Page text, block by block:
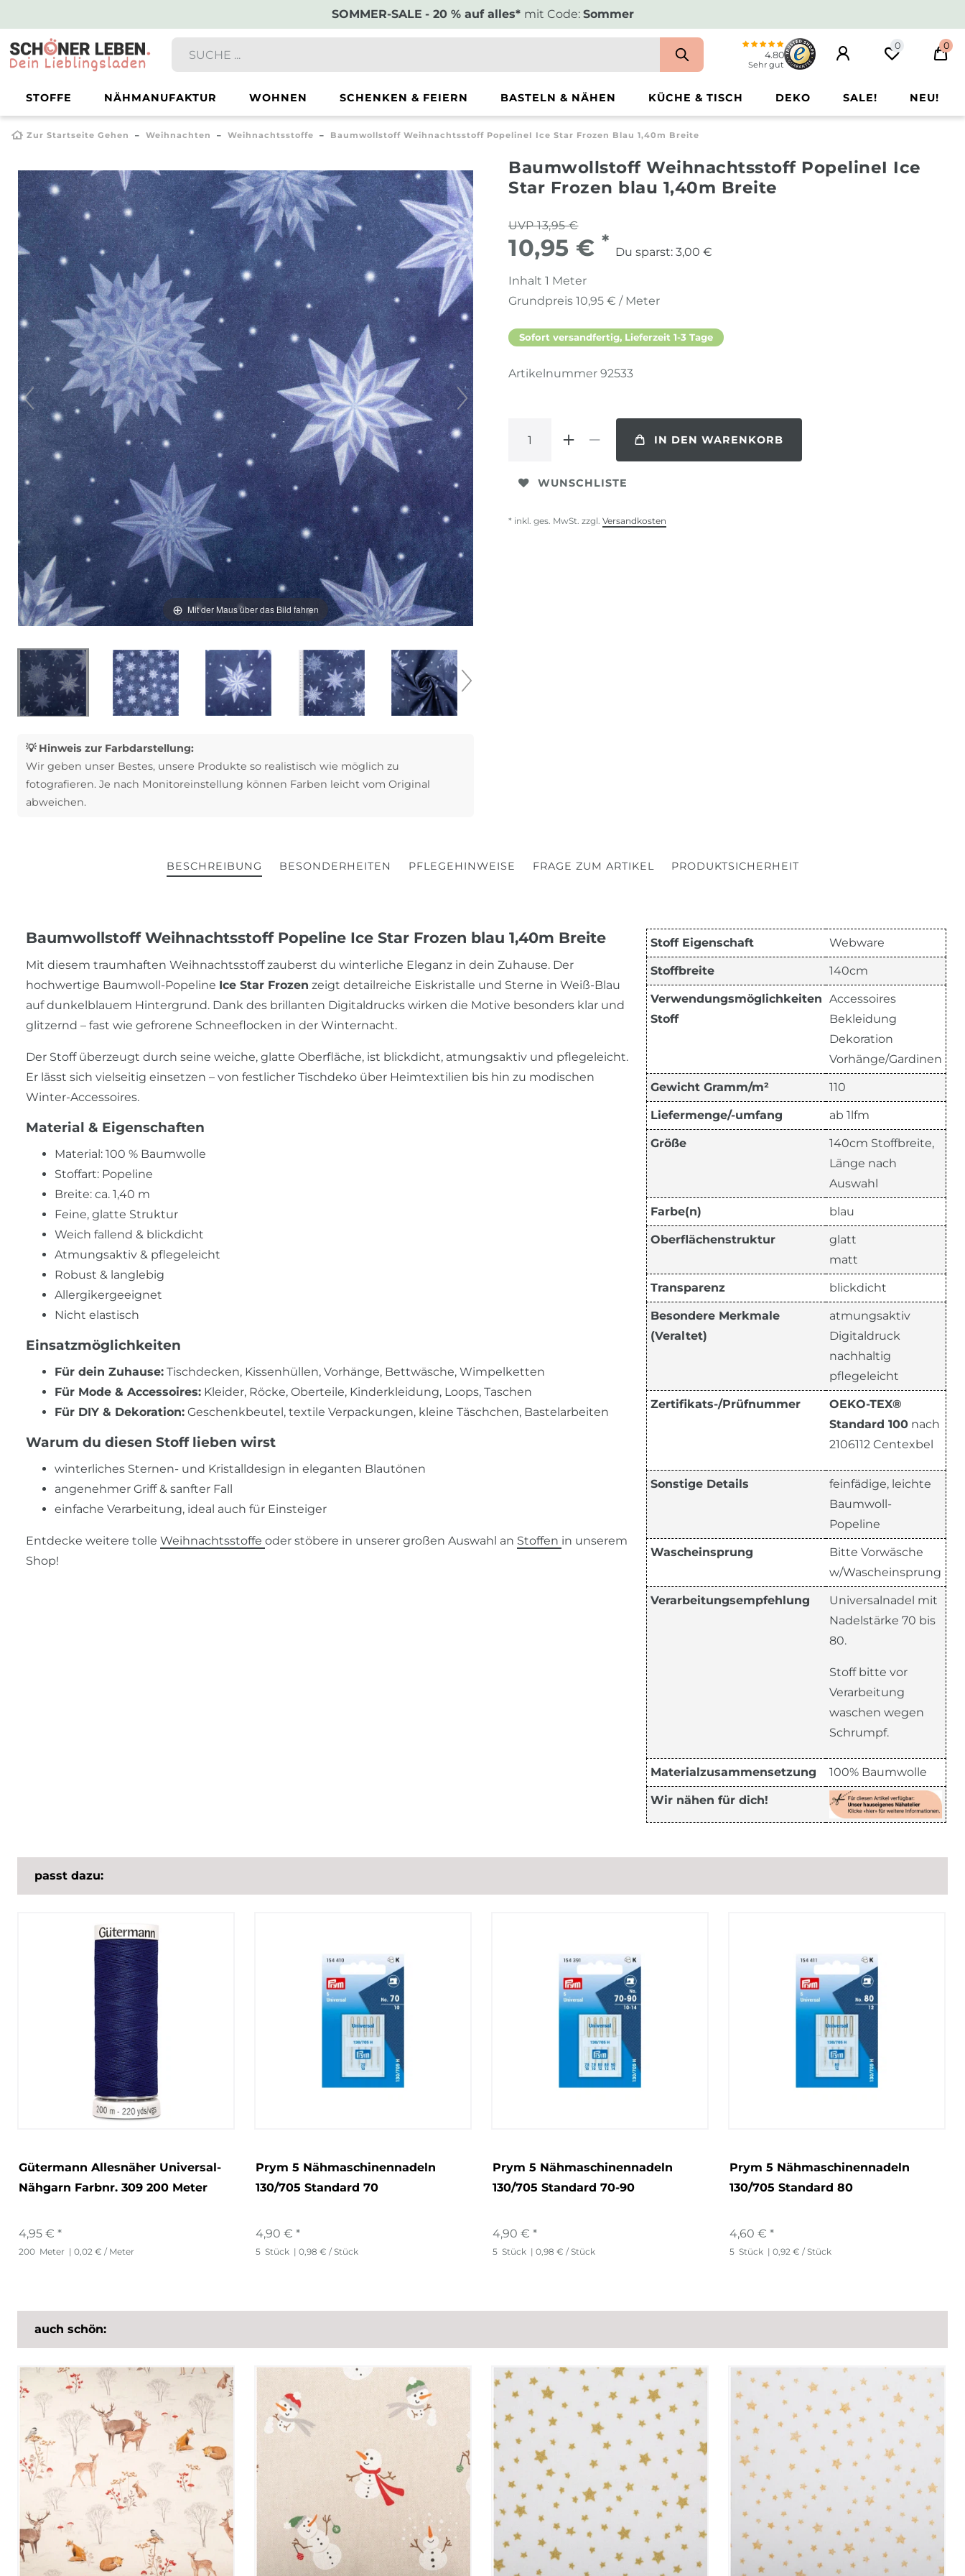
SOMMER-SALE - 20 % auf alles* mit Code: Sommer
4.80
Sehr gut
0 0
STOFFE NÄHMANUFAKTUR WOHNEN SCHENKEN & FEIERN BASTELN & NÄHEN KÜCHE & TISCH DEKO SALE! NEU!
Zur Startseite Gehen Weihnachten Weihnachtsstoffe Baumwollstoff Weihnachtsstoff PopelineI Ice Star Frozen Blau 1,40m Breite
Mit der Maus über das Bild fahren
💡 Hinweis zur Farbdarstellung:
Wir geben unser Bestes, unsere Produkte so realistisch wie möglich zu
fotografieren. Je nach Monitoreinstellung können Farben leicht vom Original
abweichen.
Baumwollstoff Weihnachtsstoff PopelineI Ice
Star Frozen blau 1,40m Breite
UVP 13,95 €
10,95 € *
Du sparst: 3,00 €
Inhalt 1 Meter
Grundpreis 10,95 € / Meter
Sofort versandfertig, Lieferzeit 1-3 Tage
Artikelnummer 92533
IN DEN WARENKORB
WUNSCHLISTE
* inkl. ges. MwSt. zzgl. Versandkosten
BESCHREIBUNG BESONDERHEITEN PFLEGEHINWEISE FRAGE ZUM ARTIKEL PRODUKTSICHERHEIT
Baumwollstoff Weihnachtsstoff Popeline Ice Star Frozen blau 1,40m Breite
Mit diesem traumhaften Weihnachtsstoff zauberst du winterliche Eleganz in dein Zuhause. Der
hochwertige Baumwoll-Popeline Ice Star Frozen zeigt detailreiche Eiskristalle und Sterne in Weiß-Blau
auf dunkelblauem Hintergrund. Dank des brillanten Digitaldrucks wirken die Motive besonders klar und
glitzernd – fast wie gefrorene Schneeflocken in der Winternacht.
Der Stoff überzeugt durch seine weiche, glatte Oberfläche, ist blickdicht, atmungsaktiv und pflegeleicht.
Er lässt sich vielseitig einsetzen – von festlicher Tischdeko über Heimtextilien bis hin zu modischen
Winter-Accessoires.
Material & Eigenschaften
Material: 100 % Baumwolle
Stoffart: Popeline
Breite: ca. 1,40 m
Feine, glatte Struktur
Weich fallend & blickdicht
Atmungsaktiv & pflegeleicht
Robust & langlebig
Allergikergeeignet
Nicht elastisch
Einsatzmöglichkeiten
Für dein Zuhause: Tischdecken, Kissenhüllen, Vorhänge, Bettwäsche, Wimpelketten
Für Mode & Accessoires: Kleider, Röcke, Oberteile, Kinderkleidung, Loops, Taschen
Für DIY & Dekoration: Geschenkbeutel, textile Verpackungen, kleine Täschchen, Bastelarbeiten
Warum du diesen Stoff lieben wirst
winterliches Sternen- und Kristalldesign in eleganten Blautönen
angenehmer Griff & sanfter Fall
einfache Verarbeitung, ideal auch für Einsteiger
Entdecke weitere tolle Weihnachtsstoffe oder stöbere in unserer großen Auswahl an Stoffen in unserem
Shop!
Stoff Eigenschaft Webware
Stoffbreite 140cm
Verwendungsmöglichkeiten
Stoff
Accessoires
Bekleidung
Dekoration
Vorhänge/Gardinen
Gewicht Gramm/m² 110
Liefermenge/-umfang ab 1lfm
Größe
140cm Stoffbreite,
Länge nach
Auswahl
Farbe(n) blau
Oberflächenstruktur
glatt
matt
Transparenz blickdicht
Besondere Merkmale
(Veraltet)
atmungsaktiv
Digitaldruck
nachhaltig
pflegeleicht
Zertifikats-/Prüfnummer
OEKO-TEX®
Standard 100 nach
2106112 Centexbel
Sonstige Details
feinfädige, leichte
Baumwoll-
Popeline
Wascheinsprung
Bitte Vorwäsche
w/Wascheinsprung
Verarbeitungsempfehlung
Universalnadel mit
Nadelstärke 70 bis
80.
Stoff bitte vor
Verarbeitung
waschen wegen
Schrumpf.
Materialzusammensetzung 100% Baumwolle
Wir nähen für dich!
passt dazu:
Gütermann Allesnäher Universal-
Nähgarn Farbnr. 309 200 Meter
4,95 € *
200 Meter | 0,02 € / Meter
Prym 5 Nähmaschinennadeln
130/705 Standard 70
4,90 € *
5 Stück | 0,98 € / Stück
Prym 5 Nähmaschinennadeln
130/705 Standard 70-90
4,90 € *
5 Stück | 0,98 € / Stück
Prym 5 Nähmaschinennadeln
130/705 Standard 80
4,60 € *
5 Stück | 0,92 € / Stück
auch schön: